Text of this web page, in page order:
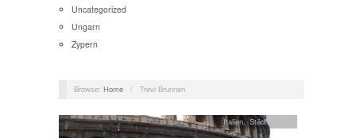
Uncategorized
Ungarn
Zypern
Browse: Home / Trevi Brunnen
Italien,Städtereisen